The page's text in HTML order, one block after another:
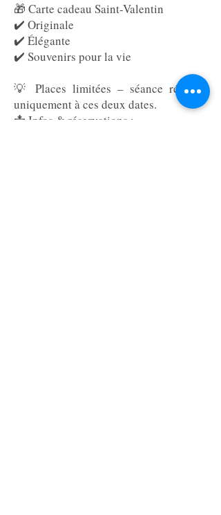
🎁 Carte cadeau Saint-Valentin
✔️ Originale
✔️ Élégante
✔️ Souvenirs pour la vie
💡 Places limitées – séance réalisée
uniquement à ces deux dates.
📩 Infos & réservations :